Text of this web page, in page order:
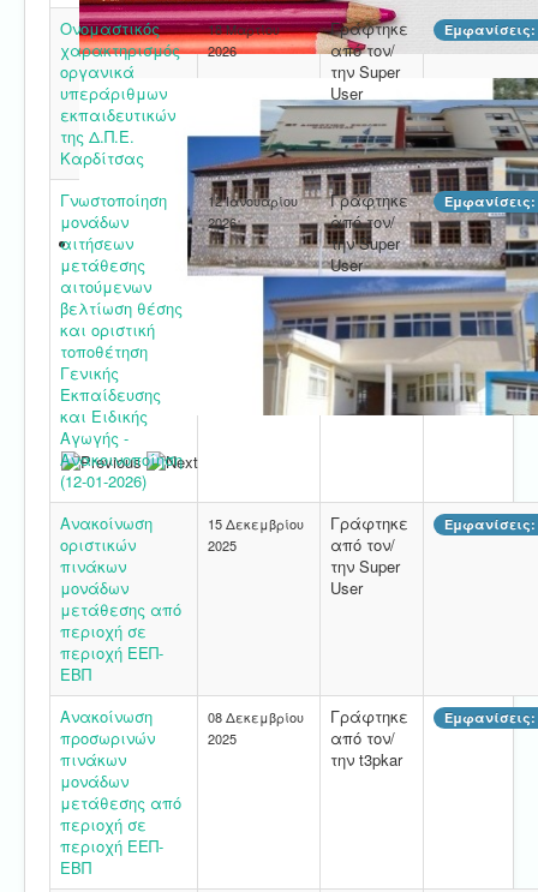
Ονομαστικός
χαρακτηρισμός
οργανικά
υπεράριθμων
εκπαιδευτικών
της Δ.Π.Ε.
Καρδίτσας
18 Μαρτίου
2026
Γράφτηκε
από τον/
την Super
User
Εμφανίσεις:
Γνωστοποίηση
μονάδων
αιτήσεων
μετάθεσης
αιτούμενων
βελτίωση θέσης
και οριστική
τοποθέτηση
Γενικής
Εκπαίδευσης
και Ειδικής
Αγωγής -
Ανακοινοποίηση
(12-01-2026)
12 Ιανουαρίου
2026
Γράφτηκε
από τον/
την Super
User
Εμφανίσεις:
Ανακοίνωση
οριστικών
πινάκων
μονάδων
μετάθεσης από
περιοχή σε
περιοχή ΕΕΠ-
ΕΒΠ
15 Δεκεμβρίου
2025
Γράφτηκε
από τον/
την Super
User
Εμφανίσεις:
Ανακοίνωση
προσωρινών
πινάκων
μονάδων
μετάθεσης από
περιοχή σε
περιοχή ΕΕΠ-
ΕΒΠ
08 Δεκεμβρίου
2025
Γράφτηκε
από τον/
την t3pkar
Εμφανίσεις: